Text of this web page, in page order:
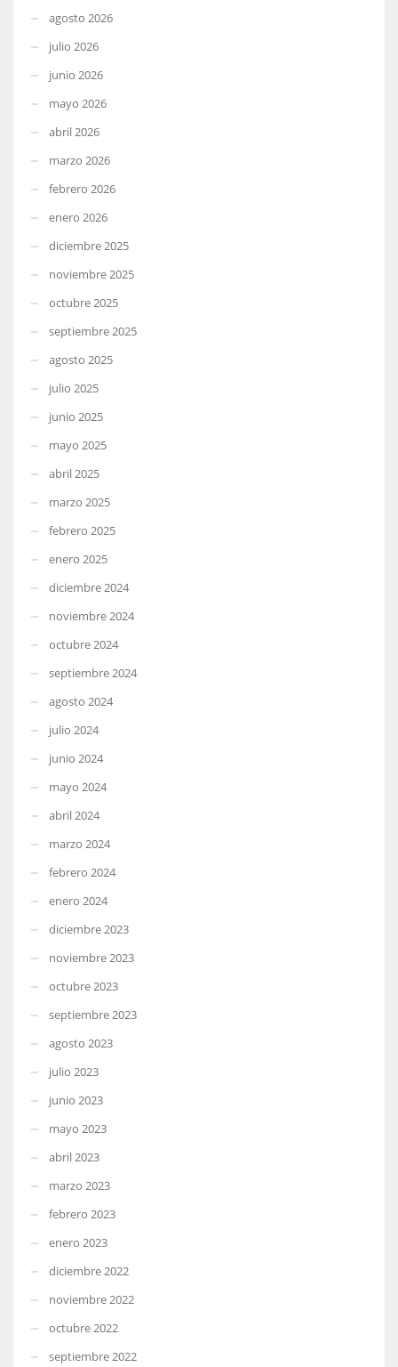
agosto 2026
julio 2026
junio 2026
mayo 2026
abril 2026
marzo 2026
febrero 2026
enero 2026
diciembre 2025
noviembre 2025
octubre 2025
septiembre 2025
agosto 2025
julio 2025
junio 2025
mayo 2025
abril 2025
marzo 2025
febrero 2025
enero 2025
diciembre 2024
noviembre 2024
octubre 2024
septiembre 2024
agosto 2024
julio 2024
junio 2024
mayo 2024
abril 2024
marzo 2024
febrero 2024
enero 2024
diciembre 2023
noviembre 2023
octubre 2023
septiembre 2023
agosto 2023
julio 2023
junio 2023
mayo 2023
abril 2023
marzo 2023
febrero 2023
enero 2023
diciembre 2022
noviembre 2022
octubre 2022
septiembre 2022